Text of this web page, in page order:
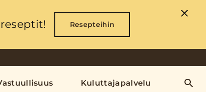
Resepteihin
Kuluttajapalvelu